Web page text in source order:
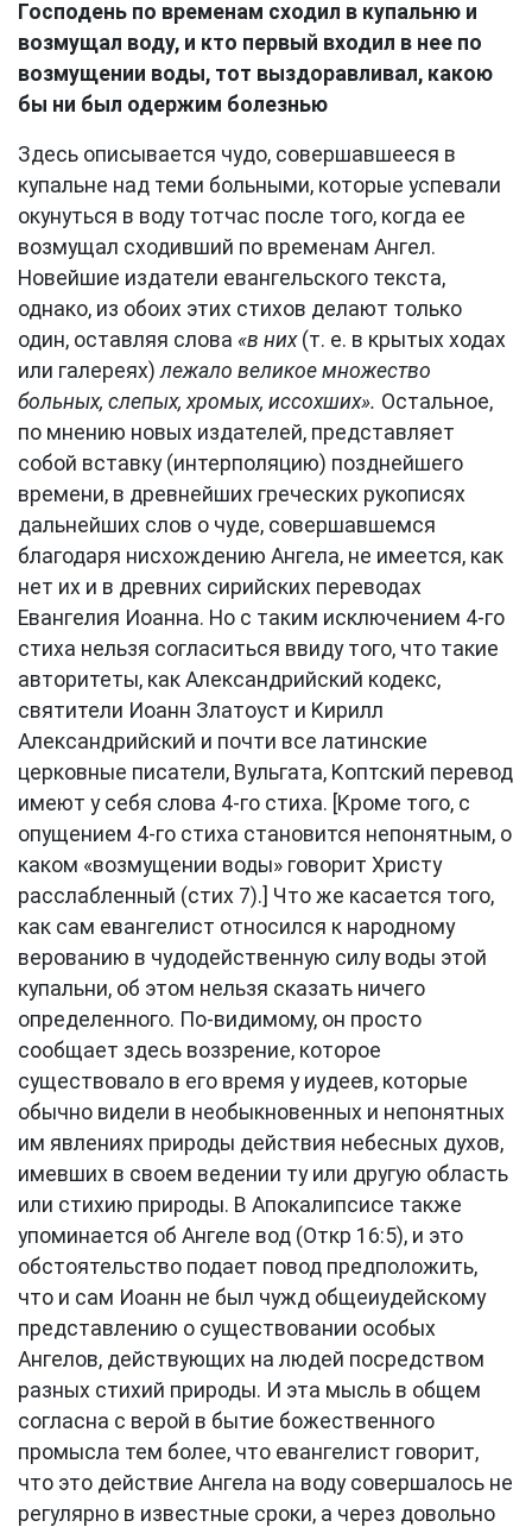
Господень по временам сходил в купальню и
возмущал воду, и кто первый входил в нее по
возмущении воды, тот выздоравливал, какою
бы ни был одержим болезнью
Здесь описывается чудо, совершавшееся в
купальне над теми больными, которые успевали
окунуться в воду тотчас после того, когда ее
возмущал сходивший по временам Ангел.
Новейшие издатели евангельского текста,
однако, из обоих этих стихов делают только
один, оставляя слова «в них(т. е. в крытых ходах
или галереях) лежало великое множество
больных, слепых, хромых, иссохших». Остальное,
по мнению новых издателей, представляет
собой вставку (интерполяцию) позднейшего
времени, в древнейших греческих рукописях
дальнейших слов о чуде, совершавшемся
благодаря нисхождению Ангела, не имеется, как
нет их и в древних сирийских переводах
Евангелия Иоанна. Но с таким исключением 4-го
стиха нельзя согласиться ввиду того, что такие
авторитеты, как Александрийский кодекс,
святители Иоанн Златоуст и Kирилл
Александрийский и почти все латинские
церковные писатели, Вульгата, Kоптский перевод
имеют у себя слова 4-го стиха. [Kроме того, с
опущением 4-го стиха становится непонятным, о
каком «возмущении воды» говорит Христу
расслабленный (стих 7).] Что же касается того,
как сам евангелист относился к народному
верованию в чудодейственную силу воды этой
купальни, об этом нельзя сказать ничего
определенного. По-видимому, он просто
сообщает здесь воззрение, которое
существовало в его время у иудеев, которые
обычно видели в необыкновенных и непонятных
им явлениях природы действия небесных духов,
имевших в своем ведении ту или другую область
или стихию природы. В Апокалипсисе также
упоминается об Ангеле вод (Откр 16:5), и это
обстоятельство подает повод предположить,
что и сам Иоанн не был чужд общеиудейскому
представлению о существовании особых
Ангелов, действующих на людей посредством
разных стихий природы. И эта мысль в общем
согласна с верой в бытие божественного
промысла тем более, что евангелист говорит,
что это действие Ангела на воду совершалось не
регулярно в известные сроки, а через довольно